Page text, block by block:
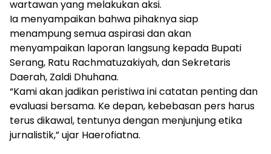
wartawan yang melakukan aksi.
Ia menyampaikan bahwa pihaknya siap
menampung semua aspirasi dan akan
menyampaikan laporan langsung kepada Bupati
Serang, Ratu Rachmatuzakiyah, dan Sekretaris
Daerah, Zaldi Dhuhana.
“Kami akan jadikan peristiwa ini catatan penting dan
evaluasi bersama. Ke depan, kebebasan pers harus
terus dikawal, tentunya dengan menjunjung etika
jurnalistik,” ujar Haerofiatna.